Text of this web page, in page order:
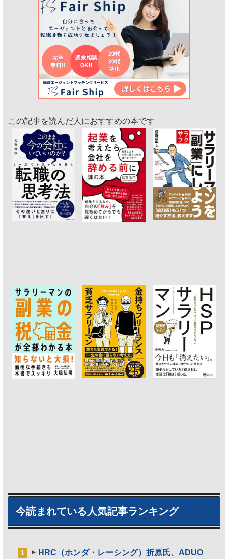
この記事を読んだ人におすすめの本です
今読まれている人気記事ランキング
1
HRC（ホンダ・レーシング）折原氏、ADUO